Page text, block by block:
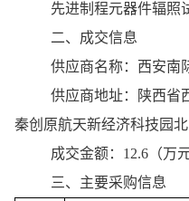
先进制程元器件辐照
二、成交信息
供应商名称：西安南
供应商地址：陕西省
秦创原航天新经济科技园
成交金额：12.6（万元
三、主要采购信息